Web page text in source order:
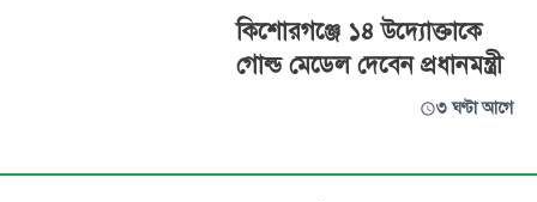
কিশোরগঞ্জে ১৪ উদ্যোক্তাকে
গোল্ড মেডেল দেবেন প্রধানমন্ত্রী
৩ ঘণ্টা আগে